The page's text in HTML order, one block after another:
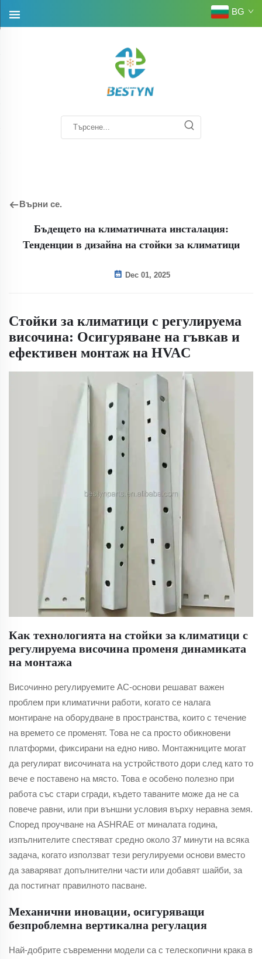
BG
Върни се.
Бъдещето на климатичната инсталация:
Тенденции в дизайна на стойки за климатици
Dec 01, 2025
Стойки за климатици с регулируема
височина: Осигуряване на гъвкав и
ефективен монтаж на HVAC
Как технологията на стойки за климатици с
регулируема височина променя динамиката
на монтажа
Височинно регулируемите AC-основи решават важен
проблем при климатични работи, когато се налага
монтиране на оборудване в пространства, които с течение
на времето се променят. Това не са просто обикновени
платформи, фиксирани на едно ниво. Монтажниците могат
да регулират височината на устройството дори след като то
вече е поставено на място. Това е особено полезно при
работа със стари сгради, където таваните може да не са
повече равни, или при външни условия върху неравна земя.
Според проучване на ASHRAE от миналата година,
изпълнителите спестяват средно около 37 минути на всяка
задача, когато използват тези регулируеми основи вместо
да заваряват допълнителни части или добавят шайби, за
да постигнат правилното пасване.
Механични иновации, осигуряващи
безпроблемна вертикална регулация
Най-добрите съвременни модели са с телескопични крака в